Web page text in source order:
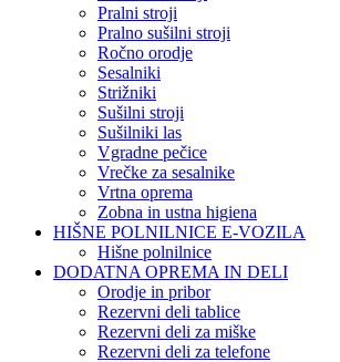
Pralni stroji
Pralno sušilni stroji
Ročno orodje
Sesalniki
Strižniki
Sušilni stroji
Sušilniki las
Vgradne pečice
Vrečke za sesalnike
Vrtna oprema
Zobna in ustna higiena
HIŠNE POLNILNICE E-VOZILA
Hišne polnilnice
DODATNA OPREMA IN DELI
Orodje in pribor
Rezervni deli tablice
Rezervni deli za miške
Rezervni deli za telefone